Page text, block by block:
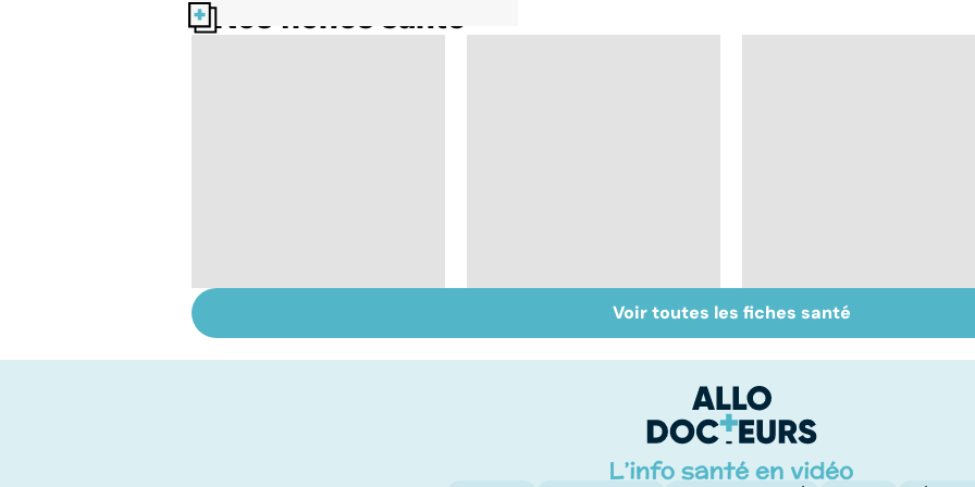
Nos fiches santé
infections
Inflammation des
amygdales : que faire
Suicide : prévenir le
passage à l'acte
Voir toutes les fiches santé